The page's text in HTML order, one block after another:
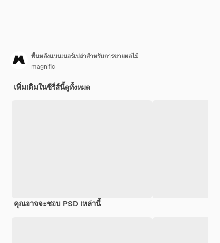
พื้นหลังแบนเนอร์เปล่าสำหรับการขายผลไม้
magnific
เพิ่มเติมในซีรี่ส์นี้ดูทั้งหมด
คุณอาจจะชอบ PSD เหล่านี้